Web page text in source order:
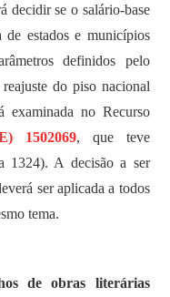
decidir se o salário-base
de estados e municípios
definidos pelo
do piso nacional
examinada no Recurso
1502069, que teve
1324). A decisão a ser
ser aplicada a todos
tema.
de obras literárias